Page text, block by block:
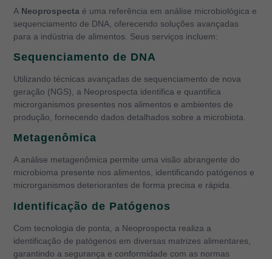
A Neoprospecta é uma referência em análise microbiológica e
sequenciamento de DNA, oferecendo soluções avançadas
para a indústria de alimentos. Seus serviços incluem:
Sequenciamento de DNA
Utilizando técnicas avançadas de sequenciamento de nova
geração (NGS), a Neoprospecta identifica e quantifica
microrganismos presentes nos alimentos e ambientes de
produção, fornecendo dados detalhados sobre a microbiota.
Metagenômica
A análise metagenômica permite uma visão abrangente do
microbioma presente nos alimentos, identificando patógenos e
microrganismos deteriorantes de forma precisa e rápida.
Identificação de Patógenos
Com tecnologia de ponta, a Neoprospecta realiza a
identificação de patógenos em diversas matrizes alimentares,
garantindo a segurança e conformidade com as normas